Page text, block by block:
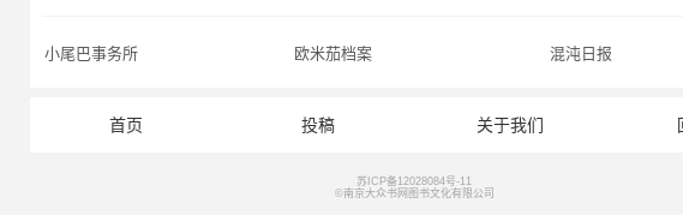
小尾巴事务所 欧米茄档案 混沌日报
首页 投稿 关于我们
苏ICP备12028084号-11
©南京大众书网图书文化有限公司